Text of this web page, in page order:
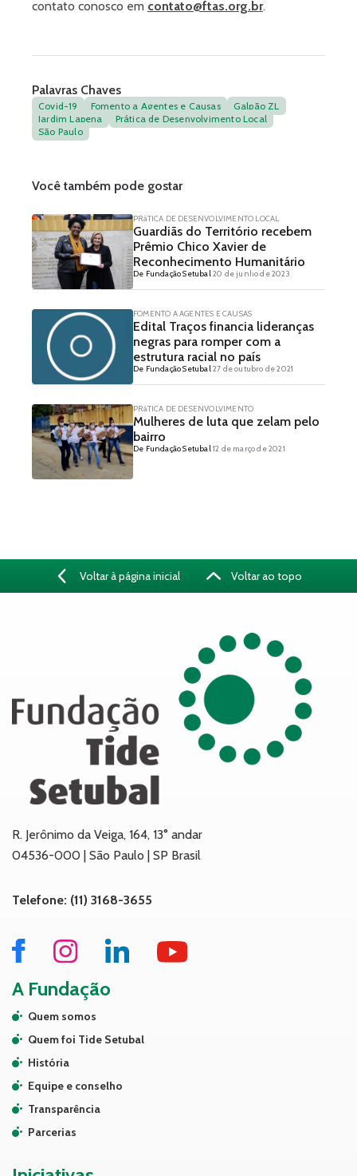
contato conosco em contato@ftas.org.br.
Palavras Chaves
Covid-19 Fomento a Agentes e Causas
Galpão ZL
Jardim Lapena
Prática de Desenvolvimento Local
São Paulo
Você também pode gostar
PRáTICA DE DESENVOLVIMENTO LOCAL
Guardiãs do Território recebem
Prêmio Chico Xavier de
Reconhecimento Humanitário
De Fundação Setubal20 de junho de 2023
FOMENTO A AGENTES E CAUSAS
Edital Traços financia lideranças
negras para romper com a
estrutura racial no país
De Fundação Setubal27 de outubro de 2021
PRáTICA DE DESENVOLVIMENTO
Mulheres de luta que zelam pelo
bairro
De Fundação Setubal12 de março de 2021
Voltar à página inicial Voltar ao topo
R. Jerônimo da Veiga, 164, 13° andar
04536-000 | São Paulo | SP Brasil
Telefone: (11) 3168-3655
A Fundação
Quem somos
Quem foi Tide Setubal
História
Equipe e conselho
Transparência
Parcerias